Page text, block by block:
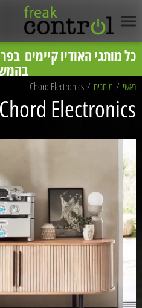
כל מותגי האודיו קיימים
המחירים באתר לפי
מחיר תחרותי וייעוץ ללא
ראשי / מותגים /
Chord Electronics
Chord Electronics